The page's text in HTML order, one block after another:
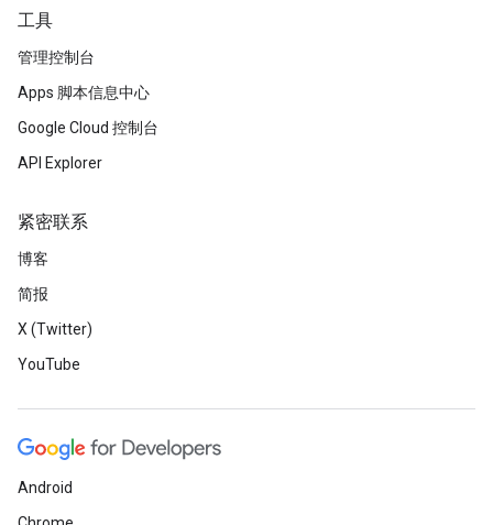
工具
管理控制台
Apps 脚本信息中心
Google Cloud 控制台
API Explorer
紧密联系
博客
简报
X (Twitter)
YouTube
Android